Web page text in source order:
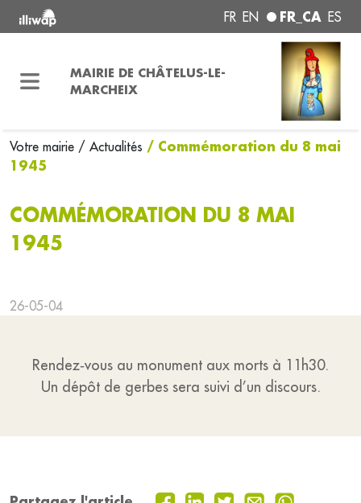
FR EN FR_CA ES
MAIRIE DE CHÂTELUS-LE-
MARCHEIX
Votre mairie / Actualités / Commémoration du 8 mai
1945
COMMÉMORATION DU 8 MAI
1945
26-05-04
Rendez‑vous au monument aux morts à 11h30.
Un dépôt de gerbes sera suivi d’un discours.